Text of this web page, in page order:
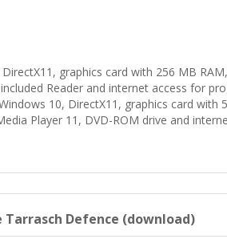
graphics card with 256 MB
Reader and internet access for
10, DirectX11, graphics card with
Player 11, DVD-ROM drive and
Tarrasch Defence (download)